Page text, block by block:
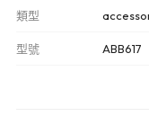
類型
型號 ABB617